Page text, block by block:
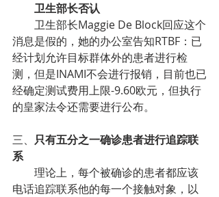
        卫生部长否认
消息是假的，她的办公室告知RTBF：已
经计划允许目标群体外的患者进行检
测，但是INAMI不会进行报销，目前也已
经确定测试费用上限-9.60欧元，但执行
的皇家法令还需要进行公布。
三、 只有五分之一确诊患者进行追踪联
系
电话追踪联系他的每一个接触对象，以